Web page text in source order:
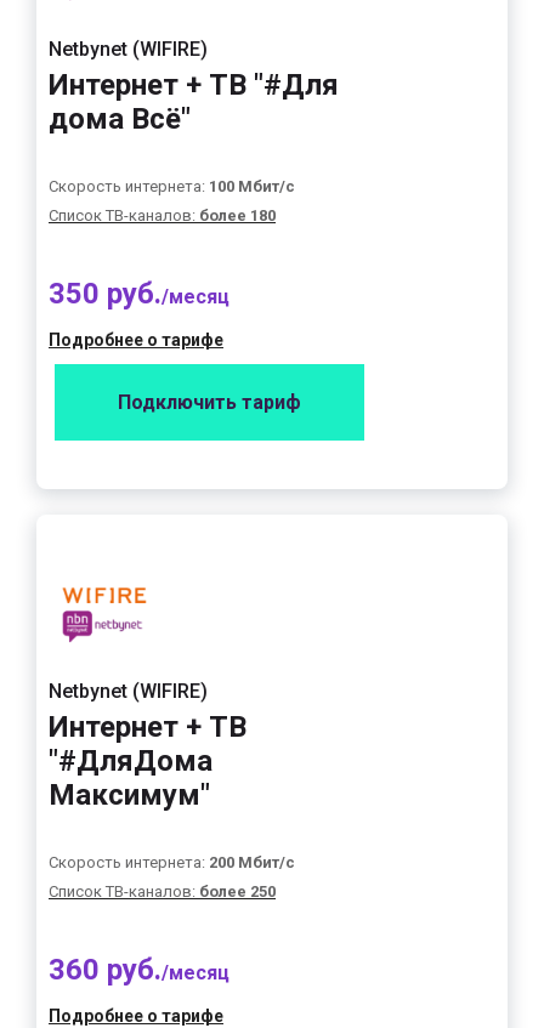
Netbynet (WIFIRE)
Интернет + ТВ "#Для
дома Всё"
Скорость интернета: 100 Мбит/с
Список ТВ-каналов: более 180
350 руб./месяц
Подробнее о тарифе
Подключить тариф
Netbynet (WIFIRE)
Интернет + ТВ
"#ДляДома
Максимум"
Скорость интернета: 200 Мбит/с
Список ТВ-каналов: более 250
360 руб./месяц
Подробнее о тарифе